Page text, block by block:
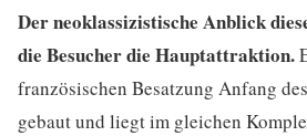
Der neoklassizistische Anblick
die Besucher die Hauptattraktion.
französischen Besatzung Anfang
gebaut und liegt im gleichen